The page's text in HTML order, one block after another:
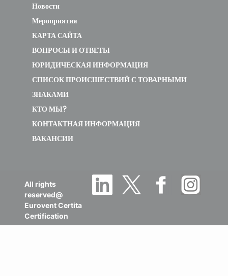
Новости
Мероприятия
КАРТА САЙТА
ВОПРОСЫ И ОТВЕТЫ
ЮРИДИЧЕСКАЯ ИНФОРМАЦИЯ
СПИСОК ПРОИСШЕСТВИЙ С ТОВАРНЫМИ
ЗНАКАМИ
КТО МЫ?
КОНТАКТНАЯ ИНФОРМАЦИЯ
ВАКАНСИИ
All rights
reserved@
Eurovent Certita
Certification